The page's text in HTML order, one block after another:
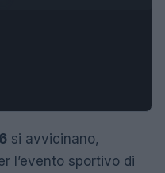
si avvicinano,
l’evento sportivo di